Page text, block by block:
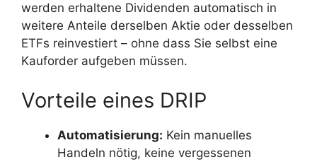
werden erhaltene Dividenden automatisch in
weitere Anteile derselben Aktie oder desselben
ETFs reinvestiert – ohne dass Sie selbst eine
Kauforder aufgeben müssen.
Vorteile eines DRIP
Automatisierung: Kein manuelles
Handeln nötig, keine vergessenen